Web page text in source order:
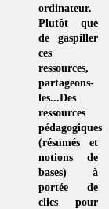
ordinateur.
Plutôt que
de gaspiller
ces
ressources,
partageons-
les...Des
ressources
pédagogiques
(résumés et
notions de
bases) à
portée de
clics pour